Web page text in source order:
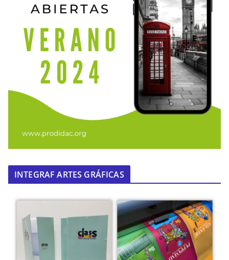
INTEGRAF ARTES GRÁFICAS